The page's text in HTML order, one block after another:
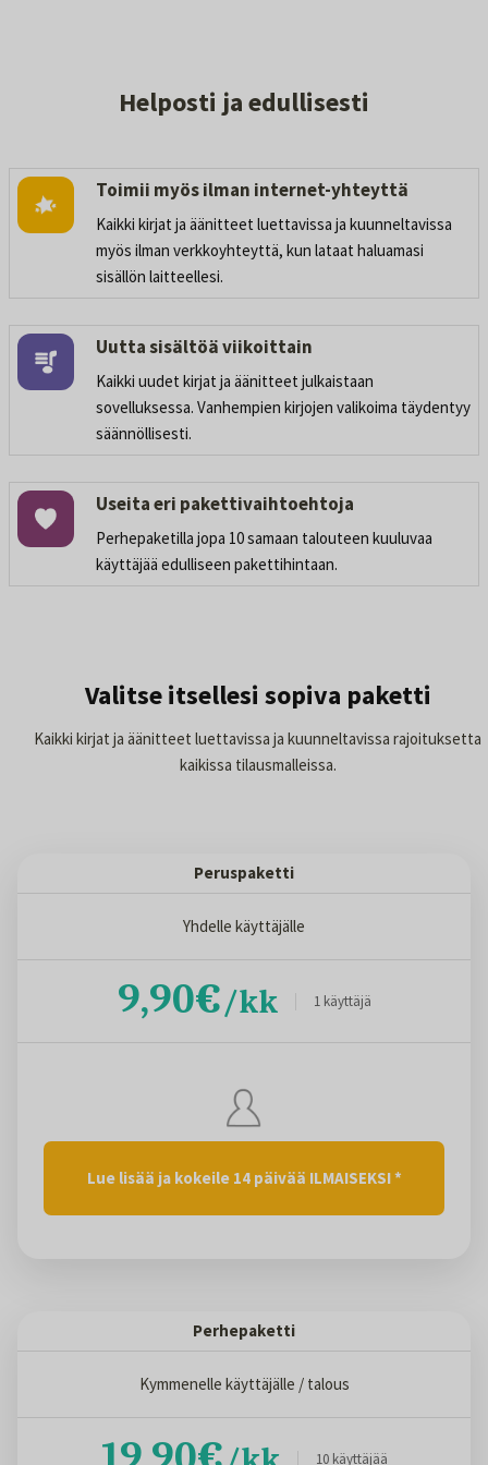
Helposti ja edullisesti
Toimii myös ilman internet-yhteyttä
Kaikki kirjat ja äänitteet luettavissa ja kuunneltavissa
myös ilman verkkoyhteyttä, kun lataat haluamasi
sisällön laitteellesi.
Uutta sisältöä viikoittain
Kaikki uudet kirjat ja äänitteet julkaistaan
sovelluksessa. Vanhempien kirjojen valikoima täydentyy
säännöllisesti.
Useita eri pakettivaihtoehtoja
Perhepaketilla jopa 10 samaan talouteen kuuluvaa
käyttäjää edulliseen pakettihintaan.
Valitse itsellesi sopiva paketti
Kaikki kirjat ja äänitteet luettavissa ja kuunneltavissa rajoituksetta
kaikissa tilausmalleissa.
Peruspaketti
Yhdelle käyttäjälle
9,90€/kk 1 käyttäjä
Lue lisää ja kokeile 14 päivää ILMAISEKSI *
Perhepaketti
Kymmenelle käyttäjälle / talous
10 käyttäjää